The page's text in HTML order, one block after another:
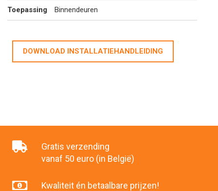
Toepassing Binnendeuren
DOWNLOAD INSTALLATIEHANDLEIDING
Gratis verzending
vanaf 50 euro (in België)
Kwaliteit én betaalbare prijzen!